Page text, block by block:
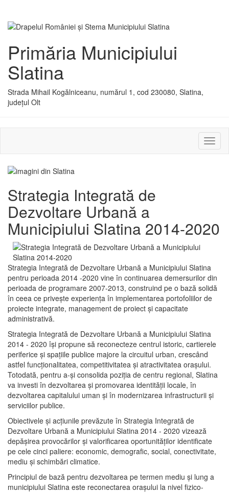
Primăria Municipiului
Slatina
Strada Mihail Kogălniceanu, numărul 1, cod 230080, Slatina,
județul Olt
sau
Strategia Integrată de
Dezvoltare Urbană a
Municipiului Slatina 2014-2020
Strategia Integrată de Dezvoltare Urbană a Municipiului Slatina
pentru perioada 2014 -2020 vine în continuarea demersurilor din
perioada de programare 2007-2013, construind pe o bază solidă
în ceea ce priveşte experienţa în implementarea portofoliilor de
proiecte integrate, management de proiect și capacitate
administrativă.
Strategia Integrată de Dezvoltare Urbană a Municipiului Slatina
2014 - 2020 își propune să reconecteze centrul istoric, cartierele
periferice şi spaţiile publice majore la circuitul urban, crescând
astfel funcţionalitatea, competitivitatea şi atractivitatea oraşului.
Totodată, pentru a-şi consolida poziţia de centru regional, Slatina
va investi în dezvoltarea şi promovarea identităţii locale, în
dezvoltarea capitalului uman şi în modernizarea infrastructurii şi
serviciilor publice.
Obiectivele şi acţiunile prevăzute în Strategia Integrată de
Dezvoltare Urbană a Municipiului Slatina 2014 - 2020 vizează
depășirea provocărilor şi valorificarea oportunităţilor identificate
pe cele cinci paliere: economic, demografic, social, conectivitate,
mediu şi schimbări climatice.
Principiul de bază pentru dezvoltarea pe termen mediu şi lung a
municipiului Slatina este reconectarea oraşului la nivel fizico-